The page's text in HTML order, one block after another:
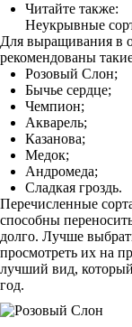
Читайте также:
Неукрывные
Для выращивания в
рекомендованы
Розовый Слон;
Бычье сердце;
Чемпион;
Акварель;
Казанова;
Медок;
Андромеда;
Сладкая гроздь.
Перечисленные
способны
долго. Лучше
просмотреть их на
лучший вид,
год.